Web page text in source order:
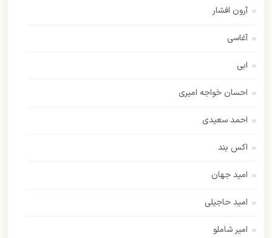
آرون افشار
آغاسی
ابی
احسان خواجه امیری
احمد سعیدی
اکس بند
امید جهان
امید حاجیلی
امیر شاملو